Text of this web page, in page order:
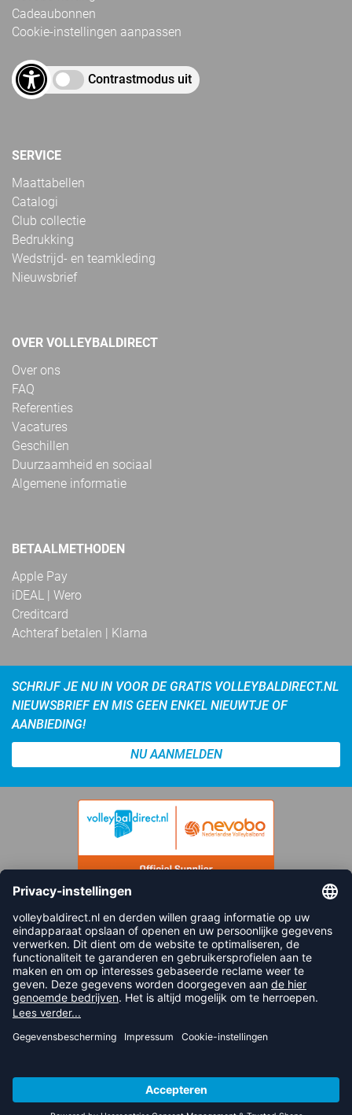
Cadeaubonnen
Cookie-instellingen aanpassen
Contrastmodus uit
SERVICE
Maattabellen
Catalogi
Club collectie
Bedrukking
Wedstrijd- en teamkleding
Nieuwsbrief
OVER VOLLEYBALDIRECT
Over ons
FAQ
Referenties
Vacatures
Geschillen
Duurzaamheid en sociaal
Algemene informatie
BETAALMETHODEN
Apple Pay
iDEAL | Wero
Creditcard
Achteraf betalen | Klarna
SCHRIJF JE NU IN VOOR DE GRATIS VOLLEYBALDIRECT.NL
NIEUWSBRIEF EN MIS GEEN ENKEL NIEUWTJE OF
AANBIEDING!
NU AANMELDEN
FOLLOW US